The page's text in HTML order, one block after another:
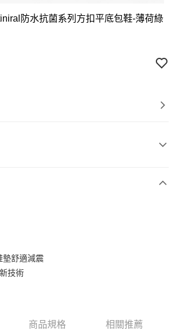
防水抗菌系列方扣平底包鞋-薄荷綠
墊舒適減震
技術
商品規格 相關推薦